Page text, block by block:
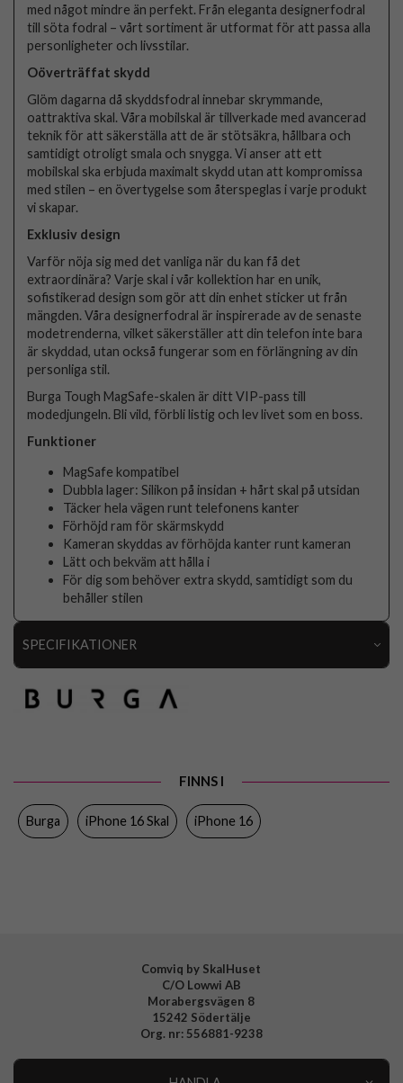
med något mindre än perfekt. Från eleganta designerfodral
till söta fodral – vårt sortiment är utformat för att passa alla
personligheter och livsstilar.
Oöverträffat skydd
Glöm dagarna då skyddsfodral innebar skrymmande,
oattraktiva skal. Våra mobilskal är tillverkade med avancerad
teknik för att säkerställa att de är stötsäkra, hållbara och
samtidigt otroligt smala och snygga. Vi anser att ett
mobilskal ska erbjuda maximalt skydd utan att kompromissa
med stilen – en övertygelse som återspeglas i varje produkt
vi skapar.
Exklusiv design
Varför nöja sig med det vanliga när du kan få det
extraordinära? Varje skal i vår kollektion har en unik,
sofistikerad design som gör att din enhet sticker ut från
mängden. Våra designerfodral är inspirerade av de senaste
modetrenderna, vilket säkerställer att din telefon inte bara
är skyddad, utan också fungerar som en förlängning av din
personliga stil.
Burga Tough MagSafe-skalen är ditt VIP-pass till
modedjungeln. Bli vild, förbli listig och lev livet som en boss.
Funktioner
MagSafe kompatibel
Dubbla lager: Silikon på insidan + hårt skal på utsidan
Täcker hela vägen runt telefonens kanter
Förhöjd ram för skärmskydd
Kameran skyddas av förhöjda kanter runt kameran
Lätt och bekväm att hålla i
För dig som behöver extra skydd, samtidigt som du
behåller stilen
SPECIFIKATIONER
Egenskaper MagSafe-kompatibel
Färg
Material Hårdplast (PC), Mjukplast (TPU)
FINNS I
Burga iPhone 16 Skal iPhone 16
Comviq by SkalHuset
C/O Lowwi AB
Morabergsvägen 8
15242 Södertälje
Org. nr: 556881-9238